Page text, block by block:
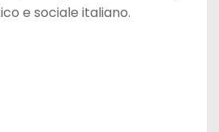
e sociale italiano.